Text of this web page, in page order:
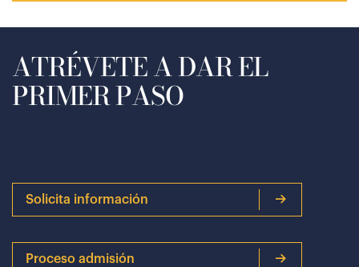
ATRÉVETE A DAR EL
PRIMER PASO
Solicita información
Proceso admisión